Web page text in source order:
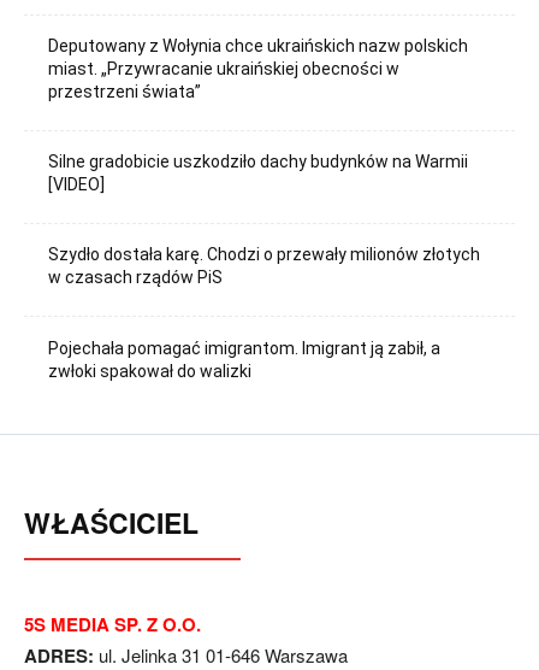
Deputowany z Wołynia chce ukraińskich nazw polskich
miast. „Przywracanie ukraińskiej obecności w
przestrzeni świata”
Silne gradobicie uszkodziło dachy budynków na Warmii
[VIDEO]
Szydło dostała karę. Chodzi o przewały milionów złotych
w czasach rządów PiS
Pojechała pomagać imigrantom. Imigrant ją zabił, a
zwłoki spakował do walizki
WŁAŚCICIEL
5S MEDIA SP. Z O.O.
ADRES: ul. Jelinka 31 01-646 Warszawa